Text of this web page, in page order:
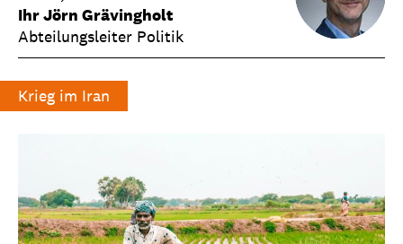
Ihr Jörn Grävingholt
Abteilungsleiter Politik
Krieg im Iran